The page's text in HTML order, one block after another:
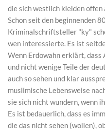
die sich westlich kleiden
Schon seit den beginnenden
Kriminalschriftsteller "ky"
wen interessierte. Es ist
Wenn Erdowahn erklärt, dass
und nicht wenige Teile der
auch so sehen und klar
muslimische Lebensweise
sie sich nicht wundern, wenn
Es ist bedauerlich, dass es
die das nicht sehen (wollen),